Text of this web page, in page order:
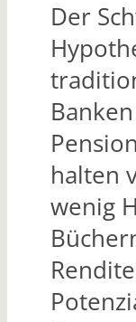
Der
halten
wenig